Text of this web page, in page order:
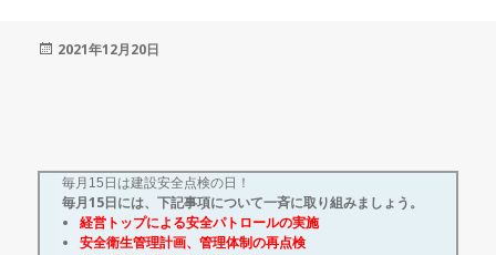
投
2021年12月20日
毎月15日は建設安全点検の日！
毎月15日には、下記事項について一斉に取り組みましょう。
経営トップによる安全パトロールの実施
安全衛生管理計画、管理体制の再点検